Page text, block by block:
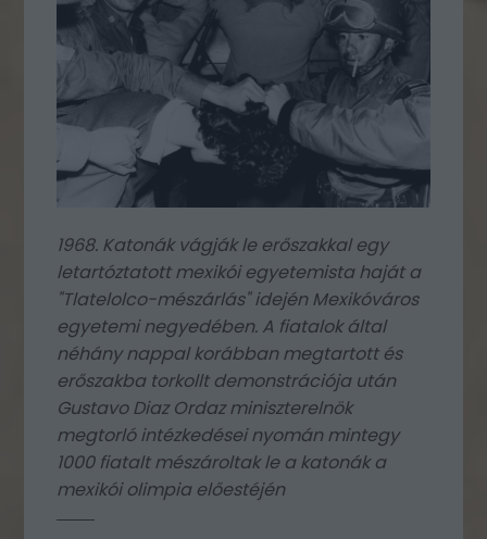
1968. Katonák vágják le erőszakkal egy
letartóztatott mexikói egyetemista haját a
"Tlatelolco-mészárlás" idején Mexikóváros
egyetemi negyedében. A fiatalok által
néhány nappal korábban megtartott és
erőszakba torkollt demonstrációja után
Gustavo Diaz Ordaz miniszterelnök
megtorló intézkedései nyomán mintegy
1000 fiatalt mészároltak le a katonák a
mexikói olimpia előestéjén